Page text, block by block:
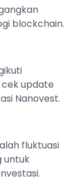
blockchain.
update
Nanovest.
fluktuasi
untuk